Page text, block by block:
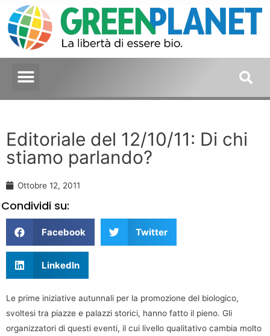
Editoriale del 12/10/11: Di chi
stiamo parlando?
Ottobre 12, 2011
Condividi su:
Facebook Twitter
LinkedIn
Le prime iniziative autunnali per la promozione del biologico,
svoltesi tra piazze e palazzi storici, hanno fatto il pieno. Gli
organizzatori di questi eventi, il cui livello qualitativo cambia molto